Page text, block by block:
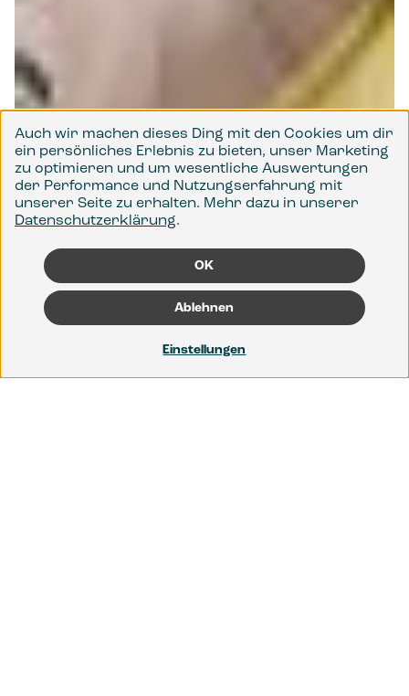
.
Auch wir machen dieses Ding mit den Cookies um dir
ein persönliches Erlebnis zu bieten, unser Marketing
zu optimieren und um wesentliche Auswertungen
der Performance und Nutzungserfahrung mit
unserer Seite zu erhalten. Mehr dazu in unserer
Datenschutzerklärung.
OK
Ablehnen
Einstellungen